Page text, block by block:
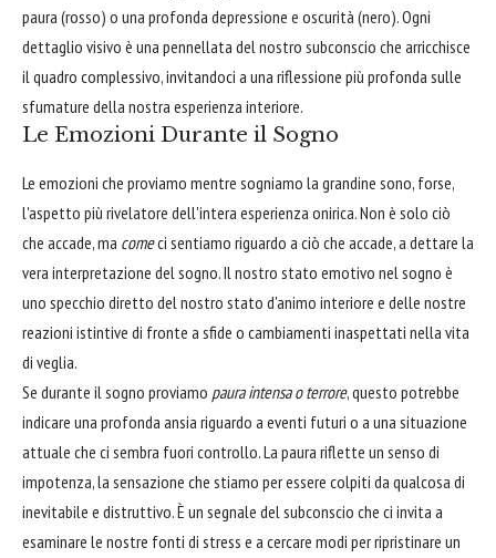
paura (rosso) o una profonda depressione e oscurità (nero). Ogni
dettaglio visivo è una pennellata del nostro subconscio che arricchisce
il quadro complessivo, invitandoci a una riflessione più profonda sulle
sfumature della nostra esperienza interiore.
Le Emozioni Durante il Sogno
Le emozioni che proviamo mentre sogniamo la grandine sono, forse,
l'aspetto più rivelatore dell'intera esperienza onirica. Non è solo ciò
che accade, ma comeci sentiamo riguardo a ciò che accade, a dettare la
vera interpretazione del sogno. Il nostro stato emotivo nel sogno è
uno specchio diretto del nostro stato d'animo interiore e delle nostre
reazioni istintive di fronte a sfide o cambiamenti inaspettati nella vita
di veglia.
Se durante il sogno proviamo paura intensa o terrore, questo potrebbe
indicare una profonda ansia riguardo a eventi futuri o a una situazione
attuale che ci sembra fuori controllo. La paura riflette un senso di
impotenza, la sensazione che stiamo per essere colpiti da qualcosa di
inevitabile e distruttivo. È un segnale del subconscio che ci invita a
esaminare le nostre fonti di stress e a cercare modi per ripristinare un